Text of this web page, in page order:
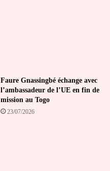
Faure Gnassingbé échange avec
l’ambassadeur de l’UE en fin de
mission au Togo
23/07/2026